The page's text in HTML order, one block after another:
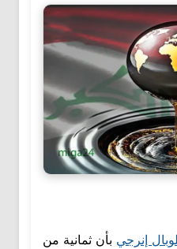
إنرجي بأن ثمانية من